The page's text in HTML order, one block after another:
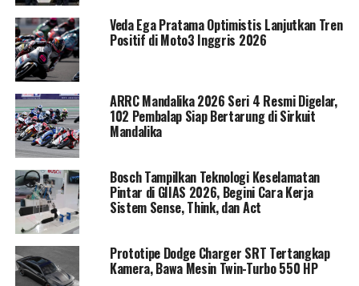
Tahun ini menjadi musim ketujuh berturut-turut Arab
Saudi dipercaya sebagai tuan rumah Reli Dakar. Kota
pesisir Yanbu di tepi Laut Merah dipilih sebagai lokasi
Prologue sekaligus garis finis. Prologue hari ini akan
menentukan posisi start para peserta untuk Etape 1
yang dimulai esok hari.
Secara keseluruhan, reli akan menempuh jarak sekitar
8.000 kilometer, dengan hampir 4.500 kilometer di
antaranya berupa special stage yang menentukan
klasemen. Meski edisi 2026 tak lagi melewati kawasan
ekstrem Empty Quarter dan tanpa format etape 48 jam
seperti tahun sebelumnya, tingkat kesulitan tetap tinggi
dengan total jarak spesial mendekati rekor terpanjang
sepanjang penyelenggaraan di Arab Saudi.
Veda Ega Pratama Optimistis Lanjutkan Tren
Positif di Moto3 Inggris 2026
ARRC Mandalika 2026 Seri 4 Resmi Digelar,
102 Pembalap Siap Bertarung di Sirkuit
Mandalika
Bosch Tampilkan Teknologi Keselamatan
Pintar di GIIAS 2026, Begini Cara Kerja
Sistem Sense, Think, dan Act
Prototipe Dodge Charger SRT Tertangkap
Kamera, Bawa Mesin Twin-Turbo 550 HP